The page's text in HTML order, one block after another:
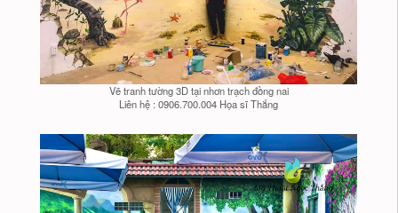
Vẽ tranh tường 3D tại nhơn trạch đồng nai
Liên hệ : 0906.700.004 Họa sĩ Thắng